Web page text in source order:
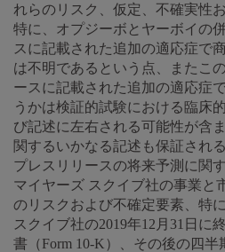
れらのリスク、仮定、不確実性
特に、オプジーボとヤーボイの
スに記載された追加の適応症で
は不明であるという点、またこ
ースに記載された追加の適応症
うかは検証的試験における臨床
び記述に左右される可能性が含
関するいかなる記述も保証され
プレスリリースの将来予測に関
マイヤーズ スクイブ社の事業と
のリスクおよび不確定要素、特
スクイブ社の2019年12月31日に
書（Form 10-K）、その後の四半